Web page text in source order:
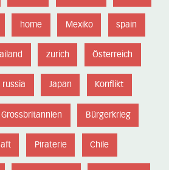
home Mexiko spain
zurich Österreich
russia Japan Konflikt
Grossbritannien Bürgerkrieg
Piraterie Chile